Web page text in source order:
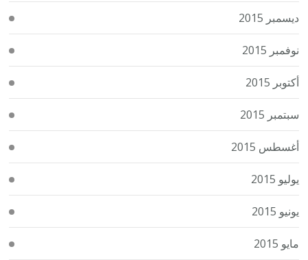
ديسمبر 2015
نوفمبر 2015
أكتوبر 2015
سبتمبر 2015
أغسطس 2015
يوليو 2015
يونيو 2015
مايو 2015